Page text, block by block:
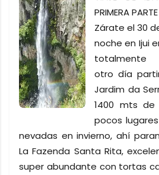
PRIMERA
Zárate el 30
noche en Ijui
totalmente
otro día
Jardim da
1400 mts
pocos
nevadas en invierno, ahí
La Fazenda Santa Rita,
super abundante con tortas